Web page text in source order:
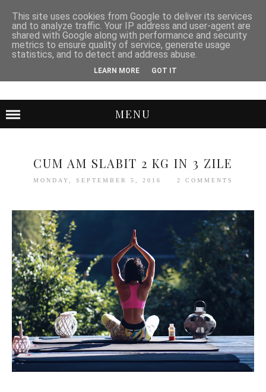
MENU
CUM AM SLABIT 2 KG IN 3 ZILE
MONDAY, SEPTEMBER 5, 2016 2 COMMENTS
This site uses cookies from Google to deliver its services
and to analyze traffic. Your IP address and user-agent are
shared with Google along with performance and security
metrics to ensure quality of service, generate usage
statistics, and to detect and address abuse.
LEARN MORE GOT IT